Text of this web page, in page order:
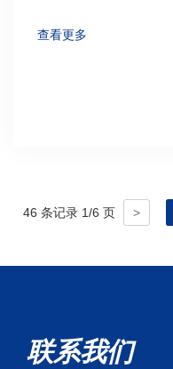
查看更多
46 条记录 1/6 页 >
联系我们